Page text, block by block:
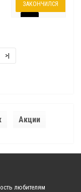
ЗАКОНЧИЛСЯ
>|
Акции
любителям